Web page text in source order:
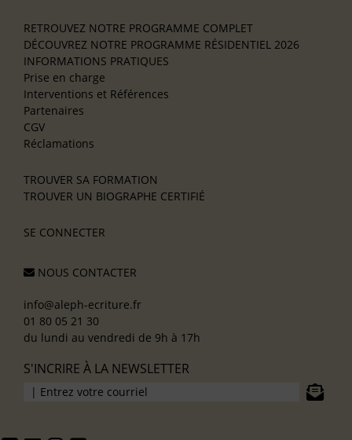
RETROUVEZ NOTRE PROGRAMME COMPLET
DÉCOUVREZ NOTRE PROGRAMME RÉSIDENTIEL 2026
INFORMATIONS PRATIQUES
Prise en charge
Interventions et Références
Partenaires
CGV
Réclamations
TROUVER SA FORMATION
TROUVER UN BIOGRAPHE CERTIFIÉ
SE CONNECTER
NOUS CONTACTER
info@aleph-ecriture.fr
01 80 05 21 30
du lundi au vendredi de 9h à 17h
S'INCRIRE À LA NEWSLETTER